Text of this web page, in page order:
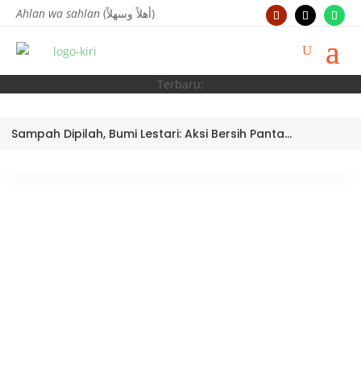
Ahlan wa sahlan (أهلاً وسهلاً)
Terbaru:
Sampah Dipilah, Bumi Lestari: Aksi Bersih Pantai Ujung Batu oleh Tim Bank Sampah MTsN 3 Kota Padang